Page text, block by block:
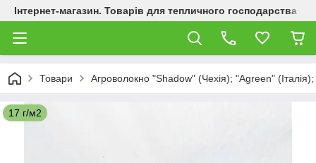
Інтернет-магазин. Товарів для тепличного господарства
Товари Агроволокно "Shadow" (Чехія); "Agreen"
17 г/м2